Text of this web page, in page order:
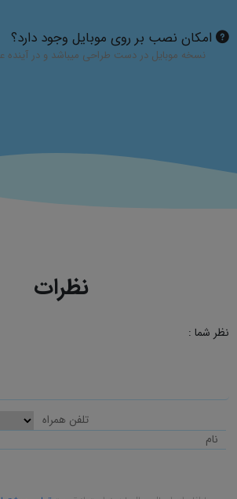
امکان نصب بر روی موبایل وجود دارد؟
نسخه موبایل در دست طراحی میباشد و در
نظرات
نظر شما :